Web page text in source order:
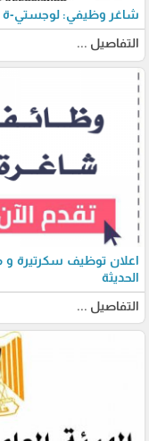
شاغر وظيفي: لوجستي-ة
التفاصيل ...
اعلان توظيف سكرتيرة
الحديثة
التفاصيل ...